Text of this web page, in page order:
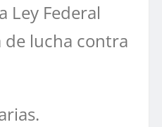
Ley Federal
de lucha contra